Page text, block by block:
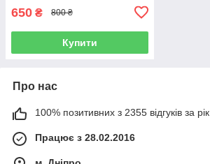
650 ₴ 800 ₴
Купити
Про нас
100% позитивних з 2355 відгуків за рік
Працює з 28.02.2016